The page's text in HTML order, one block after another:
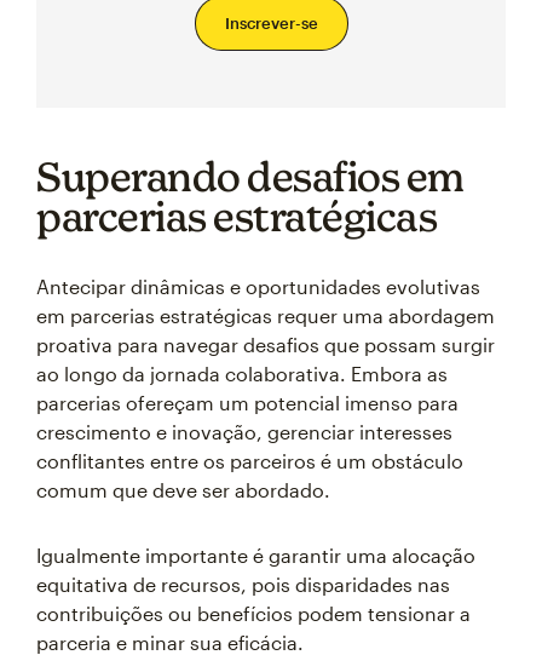
Inscrever-se
Superando desafios em
parcerias estratégicas
Antecipar dinâmicas e oportunidades evolutivas
em parcerias estratégicas requer uma abordagem
proativa para navegar desafios que possam surgir
ao longo da jornada colaborativa. Embora as
parcerias ofereçam um potencial imenso para
crescimento e inovação, gerenciar interesses
conflitantes entre os parceiros é um obstáculo
comum que deve ser abordado.
Igualmente importante é garantir uma alocação
equitativa de recursos, pois disparidades nas
contribuições ou benefícios podem tensionar a
parceria e minar sua eficácia.